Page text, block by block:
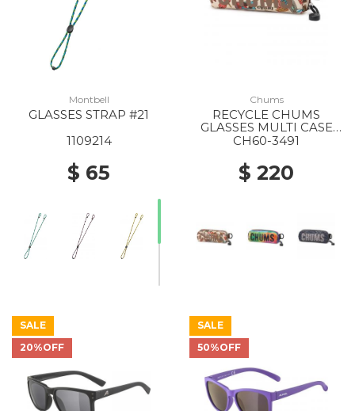
Montbell
GLASSES STRAP #21
1109214
$ 65
Chums
RECYCLE CHUMS
GLASSES MULTI CASE
Z402 CIRCUS
CH60-3491
$ 220
SALE
20%OFF
SALE
50%OFF